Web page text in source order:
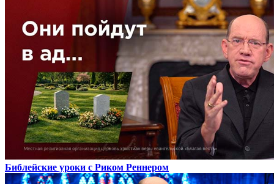
Библейские уроки с Риком Реннером